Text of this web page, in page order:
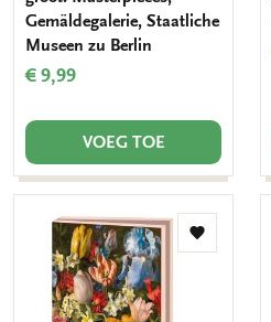
Gemäldegalerie, Staatliche
Museen zu Berlin
€ 9,99
VOEG TOE
Toevoegen